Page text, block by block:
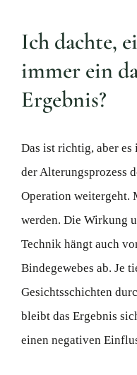
Ich dachte,
immer ein
Ergebnis?
Das ist richtig, aber es
der Alterungsprozess
Operation weitergeht.
werden. Die Wirkung
Technik hängt auch
Bindegewebes ab. Je
Gesichtsschichten
bleibt das Ergebnis
einen negativen